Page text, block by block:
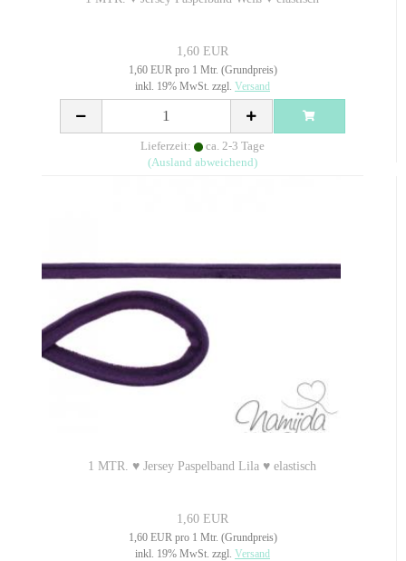
1,60 EUR
1,60 EUR pro 1 Mtr. (Grundpreis)
inkl. 19% MwSt. zzgl. Versand
Lieferzeit:
ca. 2-3 Tage
(Ausland abweichend)
1 MTR. ♥ Jersey Paspelband Lila ♥ elastisch
1,60 EUR
1,60 EUR pro 1 Mtr. (Grundpreis)
inkl. 19% MwSt. zzgl. Versand